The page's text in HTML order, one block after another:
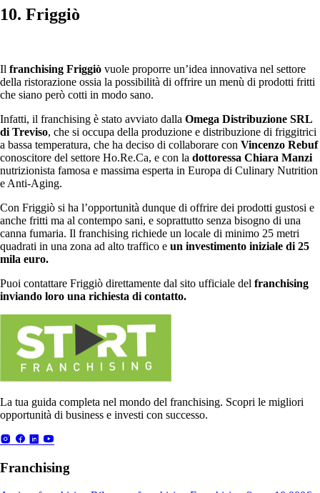
10. Friggiò
Il franchising Friggiò vuole proporre un’idea innovativa nel settore
della ristorazione ossia la possibilità di offrire un menù di prodotti fritti
che siano però cotti in modo sano.
Infatti, il franchising è stato avviato dalla Omega Distribuzione SRL
di Treviso, che si occupa della produzione e distribuzione di friggitrici
a bassa temperatura, che ha deciso di collaborare con Vincenzo Rebuf
conoscitore del settore Ho.Re.Ca, e con la dottoressa Chiara Manzi
nutrizionista famosa e massima esperta in Europa di Culinary Nutrition
e Anti-Aging.
Con Friggiò si ha l’opportunità dunque di offrire dei prodotti gustosi e
anche fritti ma al contempo sani, e soprattutto senza bisogno di una
canna fumaria. Il franchising richiede un locale di minimo 25 metri
quadrati in una zona ad alto traffico e un investimento iniziale di 25
mila euro.
Puoi contattare Friggiò direttamente dal sito ufficiale del franchising
inviando loro una richiesta di contatto.
La tua guida completa nel mondo del franchising. Scopri le migliori
opportunità di business e investi con successo.
Franchising